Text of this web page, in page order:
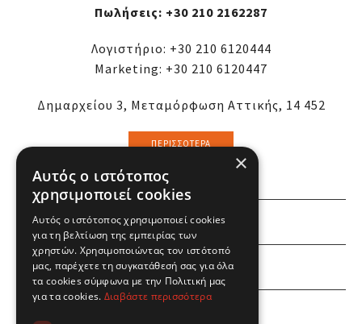
Πωλήσεις: +30 210 2162287
Λογιστήριο: +30 210 6120444
Marketing: +30 210 6120447
Δημαρχείου 3, Μεταμόρφωση Αττικής, 14 452
ΠΕΡΙΣΣΌΤΕΡΑ
ΕΜΕΙΣ
ΕΣΕΙΣ
×
Αυτός ο ιστότοπος
χρησιμοποιεί cookies
Αυτός ο ιστότοπος χρησιμοποιεί cookies
για τη βελτίωση της εμπειρίας των
χρηστών. Χρησιμοποιώντας τον ιστότοπό
μας, παρέχετε τη συγκατάθεσή σας για όλα
τα cookies σύμφωνα με την Πολιτική μας
για τα cookies. Διαβάστε περισσότερα